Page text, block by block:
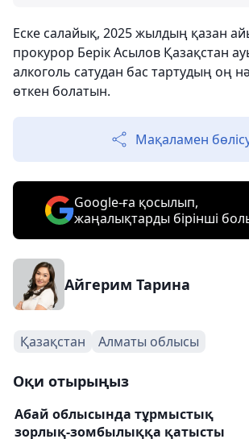
Еске салайық, 2025 жылдың қазан
прокурор Берік Асылов Қазақстан
алкоголь сатудан бас тартудың оң
өткен болатын.
Мақаламен
Google-ға қосылып,
жаңалықтарды бірінші
Айгерим Тарина
Қазақстан Алматы облысы
Оқи отырыңыз
Абай облысында тұрмыстық
зорлық-зомбылыққа қатысты